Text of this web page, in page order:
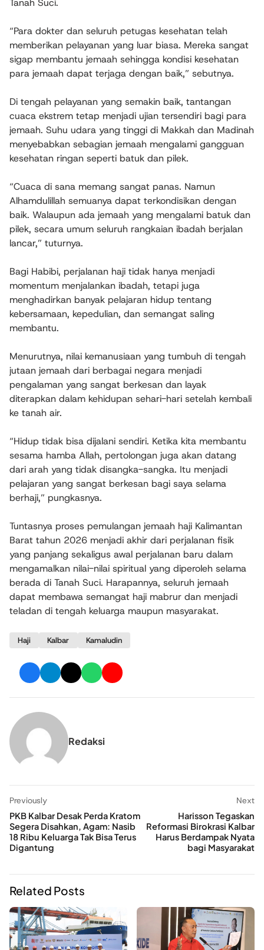
“Para dokter dan seluruh petugas kesehatan telah
memberikan pelayanan yang luar biasa. Mereka sangat
sigap membantu jemaah sehingga kondisi kesehatan
para jemaah dapat terjaga dengan baik,” sebutnya.
Di tengah pelayanan yang semakin baik, tantangan
cuaca ekstrem tetap menjadi ujian tersendiri bagi para
jemaah. Suhu udara yang tinggi di Makkah dan Madinah
menyebabkan sebagian jemaah mengalami gangguan
kesehatan ringan seperti batuk dan pilek.
“Cuaca di sana memang sangat panas. Namun
Alhamdulillah semuanya dapat terkondisikan dengan
baik. Walaupun ada jemaah yang mengalami batuk dan
pilek, secara umum seluruh rangkaian ibadah berjalan
lancar,” tuturnya.
Bagi Habibi, perjalanan haji tidak hanya menjadi
momentum menjalankan ibadah, tetapi juga
menghadirkan banyak pelajaran hidup tentang
kebersamaan, kepedulian, dan semangat saling
membantu.
Menurutnya, nilai kemanusiaan yang tumbuh di tengah
jutaan jemaah dari berbagai negara menjadi
pengalaman yang sangat berkesan dan layak
diterapkan dalam kehidupan sehari-hari setelah kembali
ke tanah air.
“Hidup tidak bisa dijalani sendiri. Ketika kita membantu
sesama hamba Allah, pertolongan juga akan datang
dari arah yang tidak disangka-sangka. Itu menjadi
pelajaran yang sangat berkesan bagi saya selama
berhaji,” pungkasnya.
Tuntasnya proses pemulangan jemaah haji Kalimantan
Barat tahun 2026 menjadi akhir dari perjalanan fisik
yang panjang sekaligus awal perjalanan baru dalam
mengamalkan nilai-nilai spiritual yang diperoleh selama
berada di Tanah Suci. Harapannya, seluruh jemaah
dapat membawa semangat haji mabrur dan menjadi
teladan di tengah keluarga maupun masyarakat.
Haji Kalbar Kamaludin
Redaksi
Previously
PKB Kalbar Desak Perda Kratom
Segera Disahkan, Agam: Nasib
18 Ribu Keluarga Tak Bisa Terus
Digantung
Next
Harisson Tegaskan
Reformasi Birokrasi Kalbar
Harus Berdampak Nyata
bagi Masyarakat
Related Posts